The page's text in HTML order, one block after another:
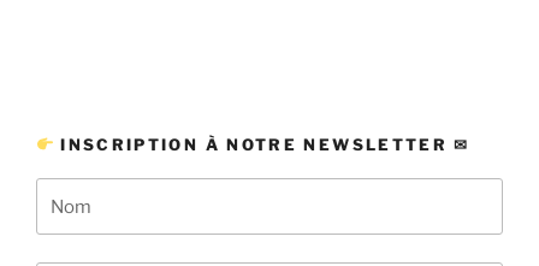
INSCRIPTION À NOTRE NEWSLETTER ✉